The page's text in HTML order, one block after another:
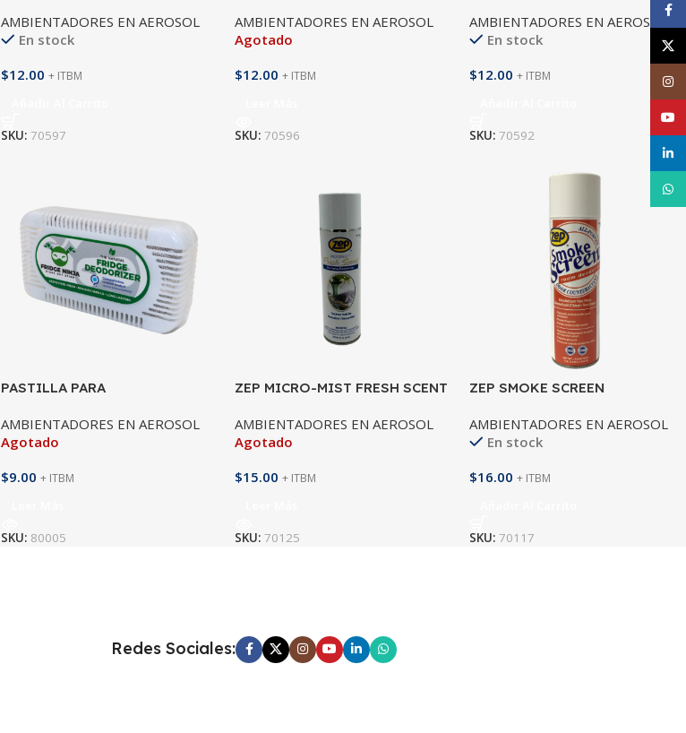
AMBIENTADORES EN AEROSOL
En stock
$12.00 + ITBM
SKU: 70597
AMBIENTADORES EN AEROSOL
Agotado
$12.00 + ITBM
SKU:70596
AMBIENTADORES EN AEROSOL
En stock
$12.00 + ITBM
SKU:70592
PASTILLA PARA
AMBIENTADORES EN AEROSOL
Agotado
$9.00 + ITBM
SKU: 80005
ZEP MICRO-MIST FRESH SCENT
AMBIENTADORES EN AEROSOL
Agotado
$15.00 + ITBM
SKU:70125
ZEP SMOKE SCREEN
AMBIENTADORES EN AEROSOL
En stock
$16.00 + ITBM
SKU:70117
Redes Sociales: